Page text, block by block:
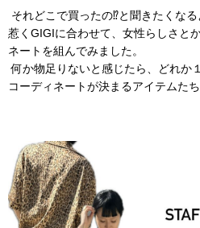
それどこで買ったの⁉︎と聞きたくな
惹くGIGIに合わせて、女性らしさと
ネートを組んでみました。
何か物足りないと感じたら、どれか
コーディネートが決まる